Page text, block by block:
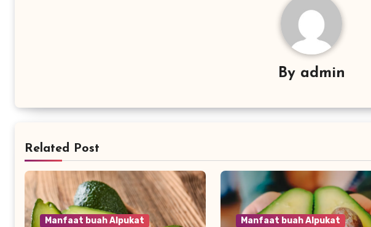
By admin
Related Post
Manfaat buah Alpukat Manfaat buah Alpukat